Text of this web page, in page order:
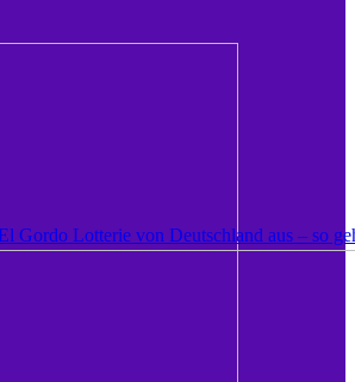
Gordo Lotterie von Deutschland aus – so